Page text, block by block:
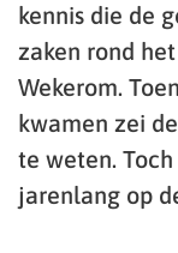
kennis die de
zaken rond
Wekerom.
kwamen zei
te weten.
jarenlang op